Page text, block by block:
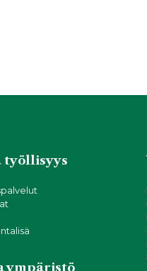
työllisyys
ympäristö